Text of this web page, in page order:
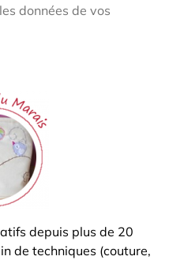
données de vos
depuis plus de 20
de techniques (couture,